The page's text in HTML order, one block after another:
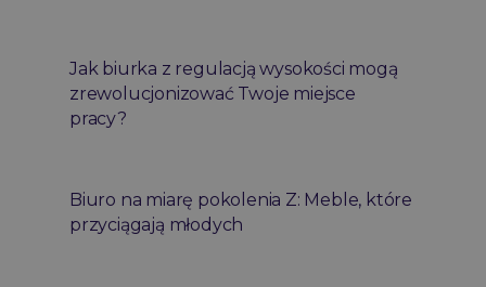
Jak biurka z regulacją wysokości mogą
zrewolucjonizować Twoje miejsce
pracy?
Biuro na miarę pokolenia Z: Meble, które
przyciągają młodych